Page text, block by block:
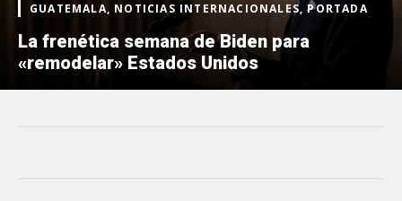
GUATEMALA, NOTICIAS INTERNACIONALES, PORTADA
La frenética semana de Biden para
«remodelar» Estados Unidos